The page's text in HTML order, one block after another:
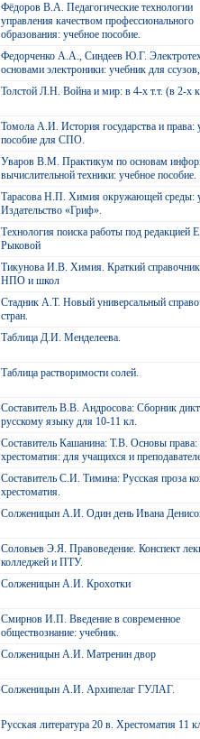
Фёдоров В.А. Педагогические технологии
управления качеством профессионального
образования: учебное пособие.
Федорченко А.А., Синдеев Ю.Г.
основами электроники: учебник для
Толстой Л.Н. Война и мир: в 4-х т.т. (в 2-х
Томола А.И. История государства и права:
пособие для СПО.
Уваров В.М. Практикум по основам
вычислительной техники: учебное пособие.
Тарасова Н.П. Химия окружающей среды:
Издательство «Гриф».
Технология поиска работы под редакцией
Рыковой
Тикунова И.В. Химия. Краткий
НПО и школ
Стадник А.Т. Новый универсальный
стран.
Таблица Д.И. Менделеева.
Таблица растворимости солей.
Составитель В.В. Андросова: Сборник
русскому языку для 10-11 кл.
Составитель Кашанина: Т.В. Основы права:
хрестоматия: для учащихся и
Составитель С.И. Тимина: Русская проза
хрестоматия.
Солженицын А.И. Один день Ивана
Соловьев Э.Я. Правоведение. Конспект
колледжей и ПТУ.
Солженицын А.И. Крохотки
Смирнов И.П. Введение в современное
обществознание: учебник.
Солженицын А.И. Матренин двор
Солженицын А.И. Архипелаг ГУЛАГ.
Русская литература 20 в. Хрестоматия 11